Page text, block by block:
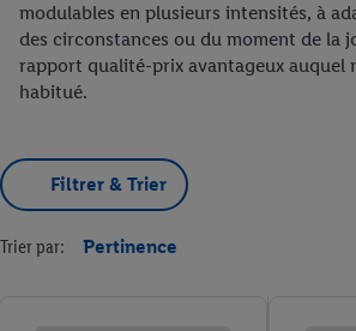
modulables en plusieurs intensités, à
des circonstances ou du moment de la
rapport qualité-prix avantageux auquel
habitué.
Filtrer & Trier
Trier par: Pertinence